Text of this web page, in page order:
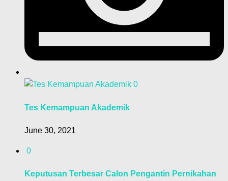
0
Tes Kemampuan Akademik
June 30, 2021
0
Keputusan Terbesar Calon Pengantin Pernikahan